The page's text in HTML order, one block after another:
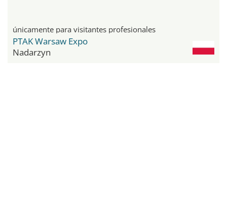
únicamente para visitantes profesionales
PTAK Warsaw Expo
Nadarzyn